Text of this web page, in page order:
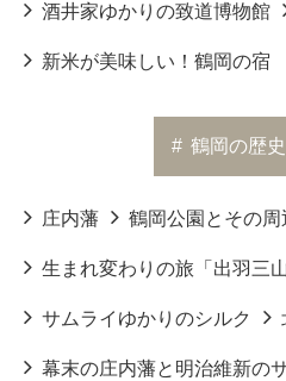
酒井家ゆかりの致道博物館
新米が美味しい！鶴岡の宿
# 鶴岡の歴
庄内藩 鶴岡公園とその周
生まれ変わりの旅「出羽三山
サムライゆかりのシルク
幕末の庄内藩と明治維新の